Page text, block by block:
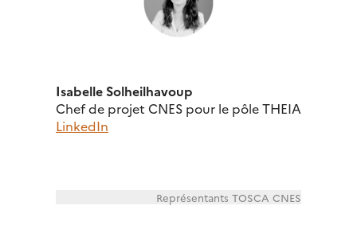
Isabelle Solheilhavoup
Chef de projet CNES pour le pôle THEIA
LinkedIn
Représentants TOSCA CNES